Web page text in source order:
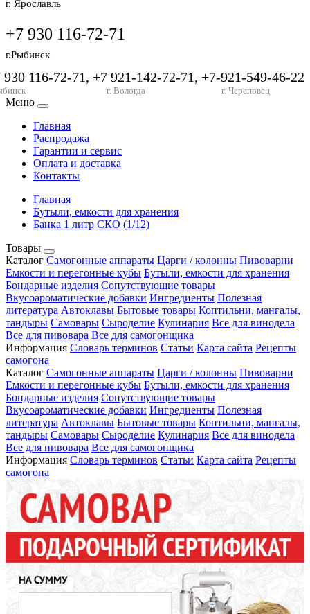
г. Ярославль
+7 930 116-72-71
г.Рыбинск
116-72-71, +7 921-142-72-71, +7-921-549-46-22
г. Вологда г. Череповец
Меню
Главная
Распродажа
Гарантии и сервис
Оплата и доставка
Контакты
Главная
Бутыли, емкости для хранения
Банка 1 литр СКО (1/12)
Товары
Каталог Самогонные аппараты Царги / колонны Пивоварни
Емкости и перегонные кубы Бутыли, емкости для хранения
Бондарные изделия Сопутствующие товары
Вкусоароматические добавки Ингредиенты Полезная
литература Автоклавы Бытовые товары Коптильни, мангалы,
тандыры Самовары Сыроделие Кулинария Все для винодела
Все для пивовара Все для самогонщика
Информация Словарь терминов Статьи Карта сайта Рецепты
самогона
Каталог Самогонные аппараты Царги / колонны Пивоварни
Емкости и перегонные кубы Бутыли, емкости для хранения
Бондарные изделия Сопутствующие товары
Вкусоароматические добавки Ингредиенты Полезная
литература Автоклавы Бытовые товары Коптильни, мангалы,
тандыры Самовары Сыроделие Кулинария Все для винодела
Все для пивовара Все для самогонщика
Информация Словарь терминов Статьи Карта сайта Рецепты
самогона